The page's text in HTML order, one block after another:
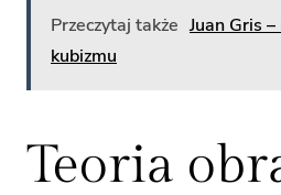
Przeczytaj także Juan Gris
kubizmu
Teoria